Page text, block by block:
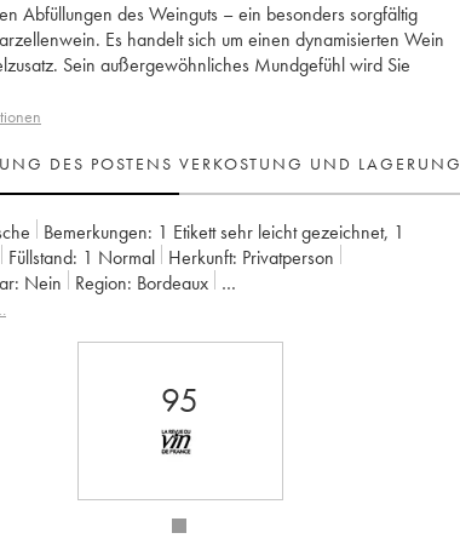
Abfüllungen des Weinguts – ein besonders sorgfältig
Es handelt sich um einen dynamisierten Wein
Sein außergewöhnliches Mundgefühl wird Sie
DES POSTENS VERKOSTUNG UND LAGERUNG
Bemerkungen: 1 Etikett sehr leicht gezeichnet, 1
Füllstand: 1 Normal Herkunft:
privatperson
nein Region:
Bordeaux
Francs Côtes de Bordeaux
95